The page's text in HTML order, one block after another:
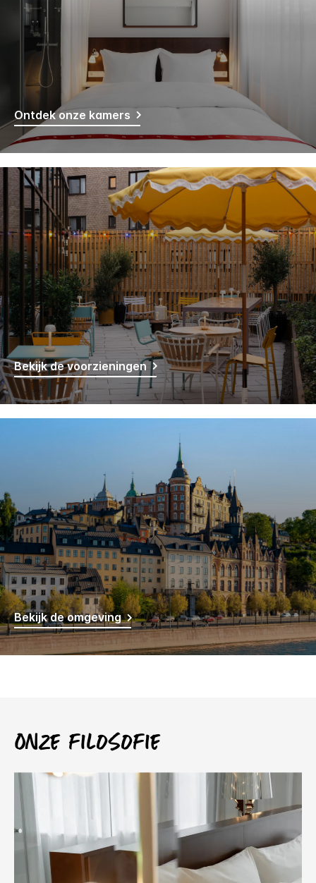
Ontdek onze kamers
Bekijk de voorzieningen
Bekijk de omgeving
Onze filosofie